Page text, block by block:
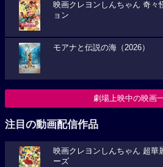
映画クレヨンしんちゃん 奇々
ョン
モアナと伝説の海（2026）
劇場上映中の映画
注目の動画配信作品
映画クレヨンしんちゃん 超華
ーズ